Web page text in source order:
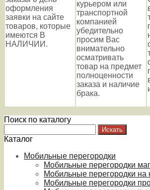
оформления
заявки на сайте
товаров, которые
имеются В
НАЛИЧИИ.
курьером или
транспортной
компанией
убедительно
просим Вас
внимательно
осматривать
товар на предмет
полноценности
заказа и наличие
брака.
Поиск по каталогу
Каталог
Мобильные перегородки
Мобильные перегородки
Мобильные перегородки на
Мобильные перегородки